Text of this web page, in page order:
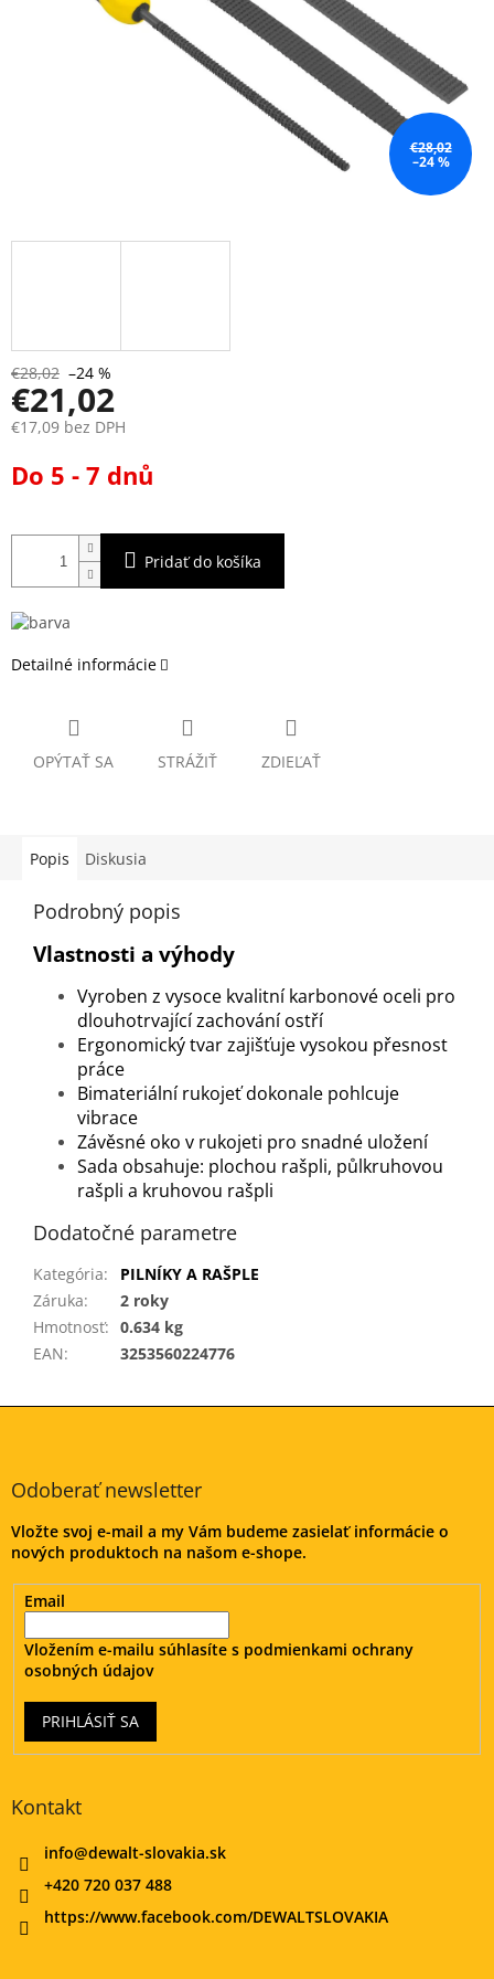
€28,02
–24 %
€28,02 –24 %
€21,02
€17,09 bez DPH
cena:
Do 5 - 7 dnů
Pridať do košíka
Detailné informácie
OPÝTAŤ SA STRÁŽIŤ ZDIEĽAŤ
Popis Diskusia
Podrobný popis
Vlastnosti a výhody
Vyroben z vysoce kvalitní karbonové oceli pro
dlouhotrvající zachování ostří
Ergonomický tvar zajišťuje vysokou přesnost
práce
Bimateriální rukojeť dokonale pohlcuje
vibrace
Závěsné oko v rukojeti pro snadné uložení
Sada obsahuje: plochou rašpli, půlkruhovou
rašpli a kruhovou rašpli
Dodatočné parametre
Kategória:
PILNÍKY A RAŠPLE
Záruka:
2 roky
Hmotnosť: 0.634 kg
EAN: 3253560224776
Z
Odoberať newsletter
Vložte svoj e-mail a my Vám budeme zasielať informácie o
nových produktoch na našom e-shope.
Email
Vložením e-mailu súhlasíte s podmienkami ochrany
osobných údajov
PRIHLÁSIŤ SA
Kontakt
info@dewalt-slovakia.sk
+420 720 037 488
https://www.facebook.com/DEWALTSLOVAKIA